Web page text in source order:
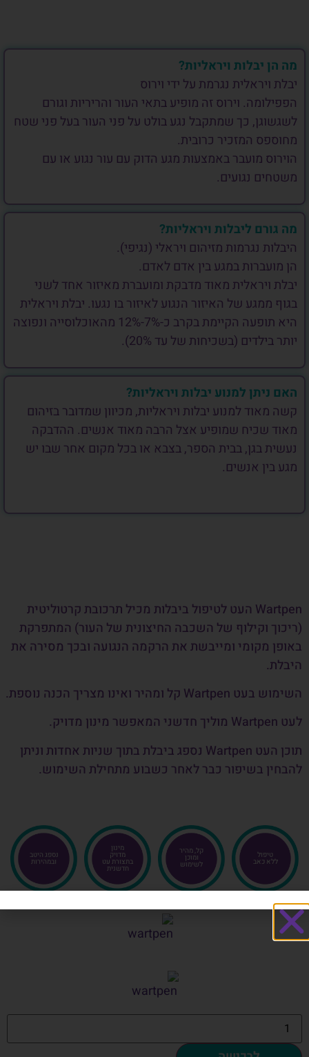
מה הן יבלות ויראליות?
יבלת ויראלית נגרמת על ידי וירוס
הפפילומה. וירוס זה מופיע בתאי העור והריריות וגורם
לשגשוגן, כך שמתקבל נגע בולט על פני העור בעל פני שטח
מחוספס המזכיר כרובית.
הוירוס מועבר באמצעות מגע הדוק עם עור נגוע או עם
משטחים נגועים.
מה גורם ליבלות ויראליות?
היבלות נגרמות מזיהום ויראלי (נגיפי).
הן מועברות במגע בין אדם לאדם.
יבלת ויראלית מאוד מדבקת ומועברת מאיזור אחד לשני
בגוף ממגע של האיזור הנגוע לאיזור בו נגעו. יבלת ויראלית
היא תופעה הקיימת בקרב כ-7%-12% מהאוכלוסייה ונפוצה
יותר בילדים (בשכיחות של עד 20%).
האם ניתן למנוע יבלות ויראליות?
קשה מאוד למנוע יבלות ויראליות, מכיוון שמדובר בזיהום
מאוד שכיח שמופיע אצל הרבה מאוד אנשים. ההדבקה
נעשית בגן, בבית הספר, בצבא או בכל מקום אחר שבו יש
מגע בין אנשים.
Wartpen העט לטיפול ביבלות מכיל תרכובת קרטוליטית
(ריכוך וקילוף של השכבה החיצונית של העור) המתפרקת
באופן מקומי ומייבשת את הרקמה הנגועה ובכך מסירה את
היבלת.
השימוש בעט Wartpen קל ומהיר ואינו מצריך הכנה נוספת.
לעט Wartpen מוליך חדשני
המאפשר מינון מדויק.
תוכן העט Wartpen נספג ביבלת בתוך שניות אחדות וניתן
להבחין בשיפור כבר לאחר כשבוע מתחילת השימוש.
טיפול
ללא כאב
קל, מהיר
ומוכן
לשימוש
מינון
מדויק
בתצורת עט
חדשנית
נספג היטב
ובמהירות